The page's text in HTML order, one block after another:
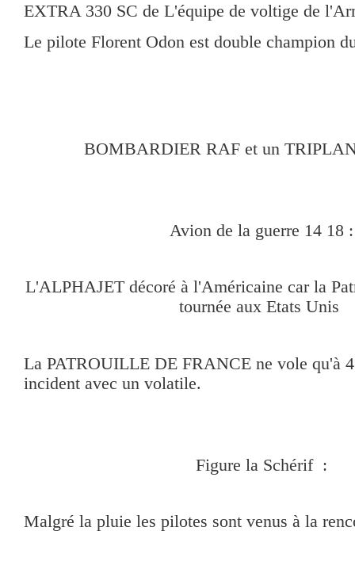
EXTRA 330 SC de L'équipe de voltige de
Le pilote Florent Odon est double champion
BOMBARDIER RAF et un
Avion de la guerre 14 18 :
L'ALPHAJET décoré à l'Américaine car la
tournée aux Etats Unis
La PATROUILLE DE FRANCE ne vole qu'à
incident avec un volatile.
Figure la Schérif :
Malgré la pluie les pilotes sont venus à la